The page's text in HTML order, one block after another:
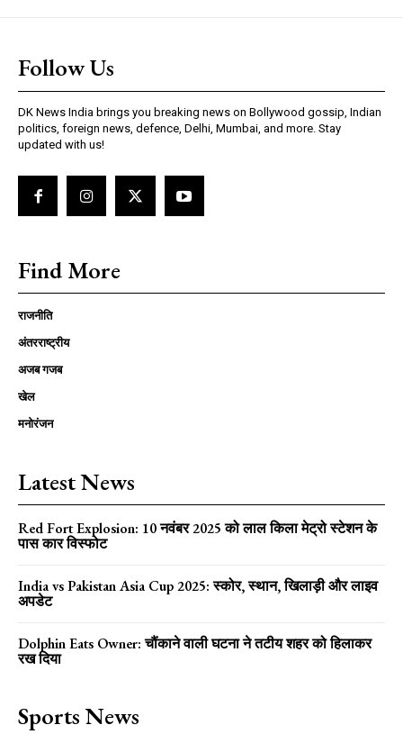
Follow Us
DK News India brings you breaking news on Bollywood gossip, Indian
politics, foreign news, defence, Delhi, Mumbai, and more. Stay
updated with us!
Find More
राजनीति
अंतरराष्ट्रीय
अजब गजब
खेल
मनोरंजन
Latest News
Red Fort Explosion: 10 नवंबर 2025 को लाल किला मेट्रो स्टेशन के
पास कार विस्फोट
India vs Pakistan Asia Cup 2025: स्कोर, स्थान, खिलाड़ी और लाइव
अपडेट
Dolphin Eats Owner: चौंकाने वाली घटना ने तटीय शहर को हिलाकर
रख दिया
Sports News